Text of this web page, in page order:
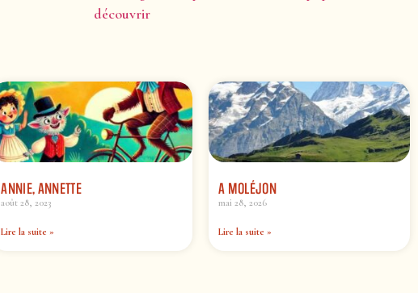
découvrir
ANNIE, ANNETTE
août 28, 2023
Lire la suite »
A MOLÉJON
mai 28, 2026
Lire la suite »